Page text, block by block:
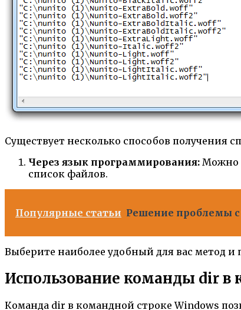
Существует несколько способов получения
Через язык программирования: Можно
список файлов.
Популярные статьи Решение проблемы с
Выберите наиболее удобный для вас метод
Использование команды dir в
Команда dir в командной строке Windows